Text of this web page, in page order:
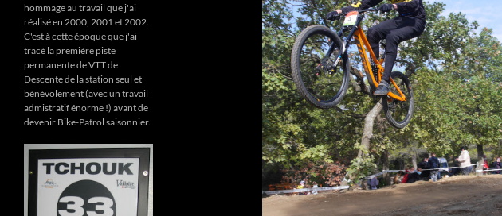
hommage au travail que j'ai
réalisé en 2000, 2001 et 2002.
C'est à cette époque que j'ai
tracé la première piste
permanente de VTT de
Descente de la station seul et
bénévolement (avec un travail
admistratif énorme !) avant de
devenir Bike-Patrol saisonnier.